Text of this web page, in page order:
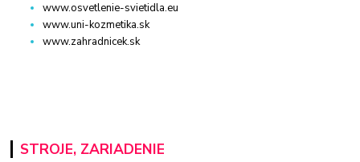
www.osvetlenie-svietidla.eu
www.uni-kozmetika.sk
www.zahradnicek.sk
STROJE, ZARIADENIE